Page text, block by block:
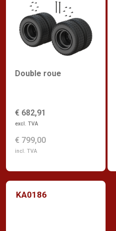
Double roue
€ 682,91
excl. TVA
€ 799,00
incl. TVA
KA0186